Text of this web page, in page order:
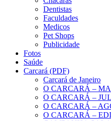
Dentistas
Faculdades
Medicos
Pet Shops
Publicidade
Fotos
Saúde
Carcará (PDF)
Carcará de Janeiro
O CARCARÁ –
O CARCARÁ –
O CARCARÁ –
O CARCARÁ –